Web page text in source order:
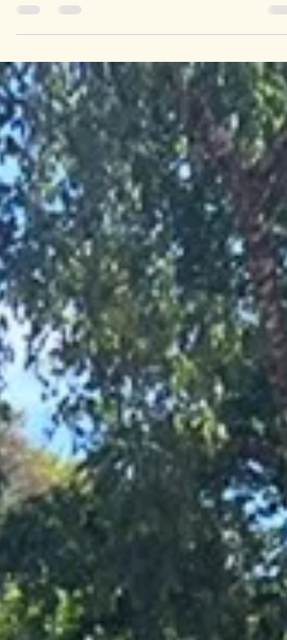
gemacht? War das nur zum Spass?" Das
werde ich oft gefragt, seit ich aus London
hat Spass gemacht. Aber nein, es war
zum Spass.“ Es war auch kein Urlaub und
keine Workation. Für mich war es ein
calling. Eine Berufung. Tracey Emin, "It's
me that's crying, it's my soul.", 2011 Eine
Berufung, von der ich nicht wusste, dass
in einer Schaffensphase von drei Wochen
enden würde. Nicht in der A